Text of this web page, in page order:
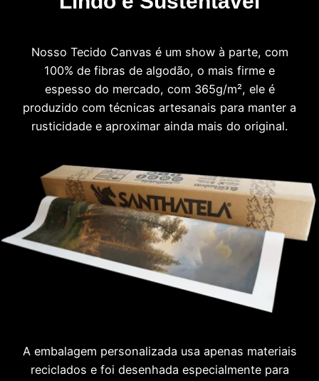
Nosso Tecido Canvas é um show à parte, com
100% de fibras de algodão, o mais firme e
espesso do mercado, com 365g/m², ele é
produzido com técnicas artesanais para manter a
rusticidade e aproximar ainda mais do original.
A embalagem personalizada usa apenas materiais
reciclados e foi desenhada especialmente para